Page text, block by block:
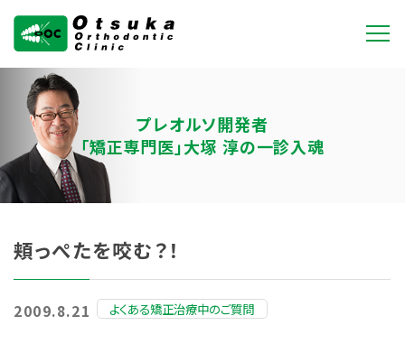
大塚矯正歯科クリニ
ック
プレオルソ開発者
「矯正専門医」大塚 淳の一診入魂
頬っぺたを咬む？！
2009.8.21 よくある矯正治療中のご質問